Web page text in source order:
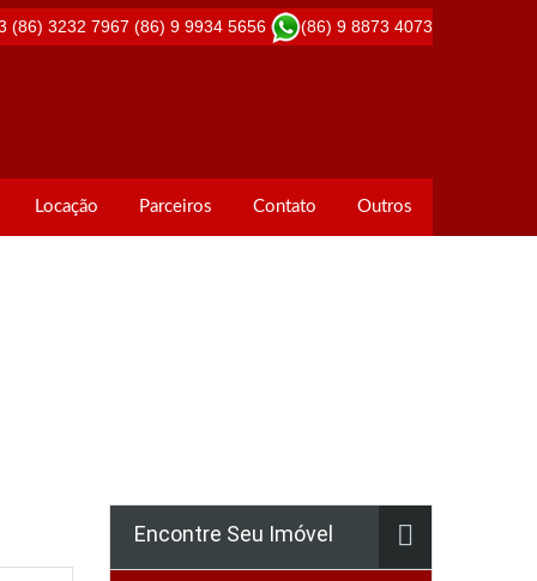
(86) 3232 7967 (86) 9 9934 5656 (86) 9 8873 4073
Locação Parceiros Contato Outros
Encontre Seu Imóvel